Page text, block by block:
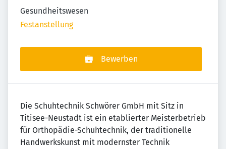
Gesundheitswesen
Festanstellung
Bewerben
Die Schuhtechnik Schwörer GmbH mit Sitz in
Titisee-Neustadt ist ein etablierter Meisterbetrieb
für Orthopädie-Schuhtechnik, der traditionelle
Handwerkskunst mit modernster Technik